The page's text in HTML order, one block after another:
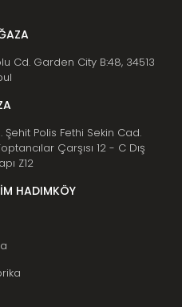
Cd. Garden City B:48, 34513
Polis Fethi Sekin Cad.
Çarşısı 12 - C Dış
Z12
HADIMKÖY